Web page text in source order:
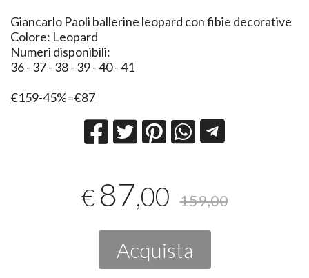
​Giancarlo Paoli ballerine leopard con fibie decorative
Colore: Leopard
Numeri disponibili:
36 - 37 - 38 - 39 - 40 - 41
€159-45%=€87
€ 87,00 159,00
Acquista